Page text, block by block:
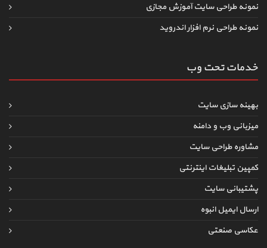
نمونه طراحی سایت آموزش مجازی
نمونه طراحی نرم افزار اندروید
خدمات تحت وب
بهینه سازی سایت
میزبانی وب و دامنه
مشاوره طراحی سایت
کمپین تبلیغات اینترنتی
پشتیبانی سایت
ارسال ایمیل انبوه
عکاسی صنعتی